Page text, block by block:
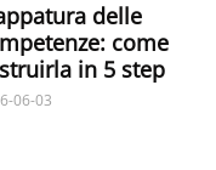
delle
come
in 5 step
06-03